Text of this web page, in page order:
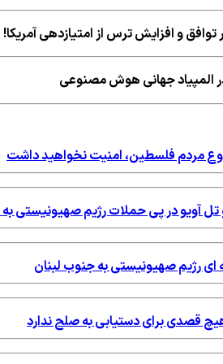
توافق و افزایش ترس از امتیازدهی
المپیاد جهانی هوش مصنوعی
مردم فلسطین، امنیت نخواهید داشت
تل آویو در پی حملات رژیم صهیونیستی
ای رژیم صهیونیستی به جنوب لبنان
قصدی برای دستیابی به صلح ندارد